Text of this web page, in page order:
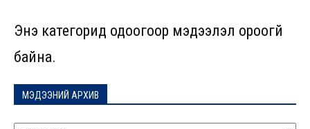
Энэ категорид одоогоор мэдээлэл ороогүй
байна.
МЭДЭЭНИЙ АРХИВ